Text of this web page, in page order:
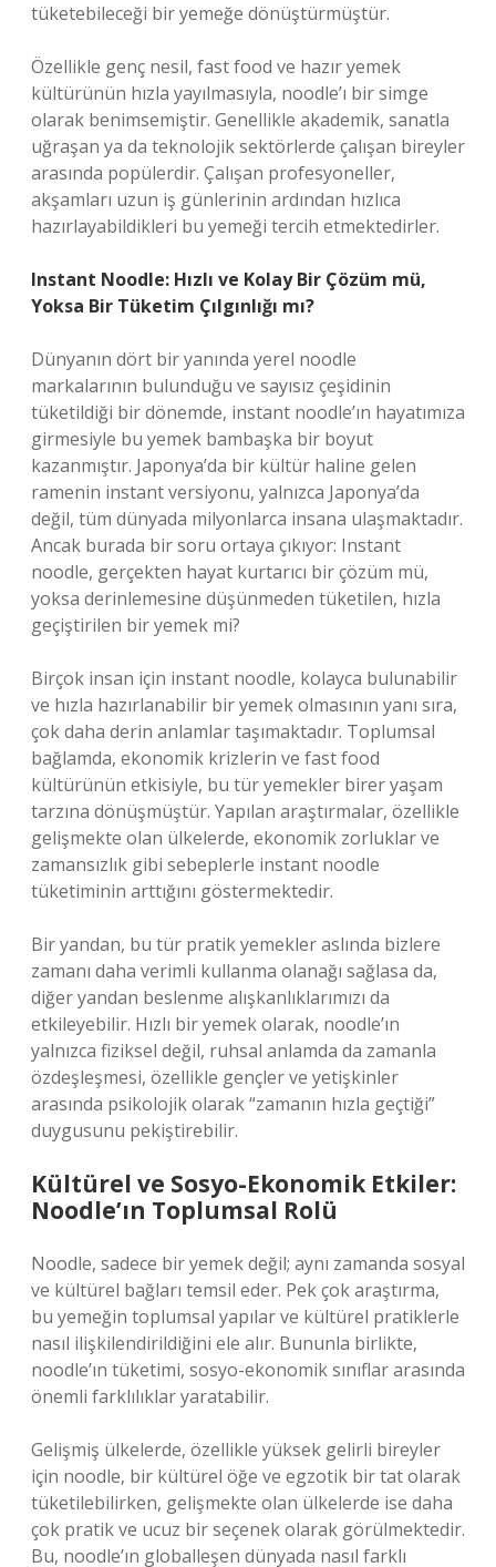
tüketebileceği bir yemeğe dönüştürmüştür.
Özellikle genç nesil, fast food ve hazır yemek
kültürünün hızla yayılmasıyla, noodle’ı bir simge
olarak benimsemiştir. Genellikle akademik, sanatla
uğraşan ya da teknolojik sektörlerde çalışan bireyler
arasında popülerdir. Çalışan profesyoneller,
akşamları uzun iş günlerinin ardından hızlıca
hazırlayabildikleri bu yemeği tercih etmektedirler.
Instant Noodle: Hızlı ve Kolay Bir Çözüm mü,
Yoksa Bir Tüketim Çılgınlığı mı?
Dünyanın dört bir yanında yerel noodle
markalarının bulunduğu ve sayısız çeşidinin
tüketildiği bir dönemde, instant noodle’ın hayatımıza
girmesiyle bu yemek bambaşka bir boyut
kazanmıştır. Japonya’da bir kültür haline gelen
ramenin instant versiyonu, yalnızca Japonya’da
değil, tüm dünyada milyonlarca insana ulaşmaktadır.
Ancak burada bir soru ortaya çıkıyor: Instant
noodle, gerçekten hayat kurtarıcı bir çözüm mü,
yoksa derinlemesine düşünmeden tüketilen, hızla
geçiştirilen bir yemek mi?
Birçok insan için instant noodle, kolayca bulunabilir
ve hızla hazırlanabilir bir yemek olmasının yanı sıra,
çok daha derin anlamlar taşımaktadır. Toplumsal
bağlamda, ekonomik krizlerin ve fast food
kültürünün etkisiyle, bu tür yemekler birer yaşam
tarzına dönüşmüştür. Yapılan araştırmalar, özellikle
gelişmekte olan ülkelerde, ekonomik zorluklar ve
zamansızlık gibi sebeplerle instant noodle
tüketiminin arttığını göstermektedir.
Bir yandan, bu tür pratik yemekler aslında bizlere
zamanı daha verimli kullanma olanağı sağlasa da,
diğer yandan beslenme alışkanlıklarımızı da
etkileyebilir. Hızlı bir yemek olarak, noodle’ın
yalnızca fiziksel değil, ruhsal anlamda da zamanla
özdeşleşmesi, özellikle gençler ve yetişkinler
arasında psikolojik olarak “zamanın hızla geçtiği”
duygusunu pekiştirebilir.
Kültürel ve Sosyo-Ekonomik Etkiler:
Noodle’ın Toplumsal Rolü
Noodle, sadece bir yemek değil; aynı zamanda sosyal
ve kültürel bağları temsil eder. Pek çok araştırma,
bu yemeğin toplumsal yapılar ve kültürel pratiklerle
nasıl ilişkilendirildiğini ele alır. Bununla birlikte,
noodle’ın tüketimi, sosyo-ekonomik sınıflar arasında
önemli farklılıklar yaratabilir.
Gelişmiş ülkelerde, özellikle yüksek gelirli bireyler
için noodle, bir kültürel öğe ve egzotik bir tat olarak
tüketilebilirken, gelişmekte olan ülkelerde ise daha
çok pratik ve ucuz bir seçenek olarak görülmektedir.
Bu, noodle’ın globalleşen dünyada nasıl farklı